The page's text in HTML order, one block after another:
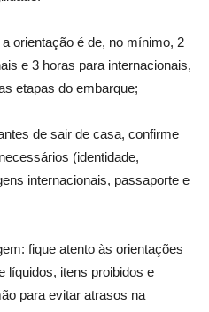
orientação é de, no mínimo, 2
e 3 horas para internacionais,
etapas do embarque;
de sair de casa, confirme
(identidade,
internacionais, passaporte e
fique atento às orientações
líquidos, itens proibidos e
para evitar atrasos na